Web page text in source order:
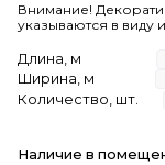
Внимание!
указываются в виду
Длина, м
Ширина, м
Количество, шт.
Наличие в